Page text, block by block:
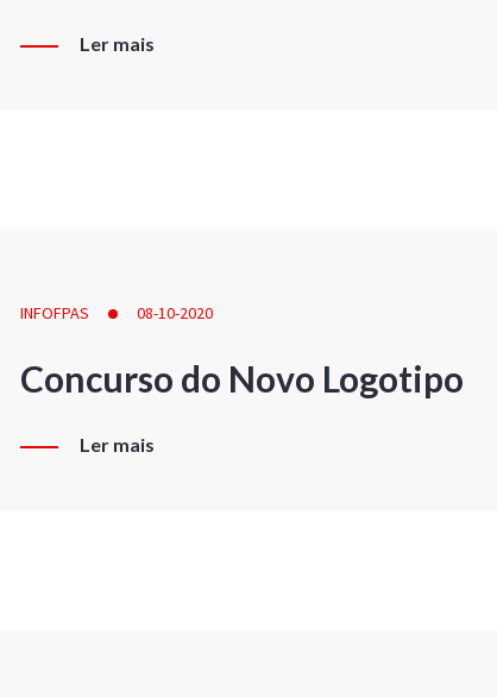
Ler mais
INFOFPAS 08-10-2020
Concurso do Novo Logotipo
Ler mais